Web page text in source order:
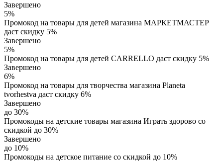
Завершено
5%
Промокод на товары для детей магазина МАРКЕТМАСТЕР
даст скидку 5%
Завершено
5%
Промокод на товары для детей CARRELLO даст скидку 5%
Завершено
6%
Промокод на товары для творчества магазина Planeta
tvorhestva даст скидку 6%
Завершено
до 30%
Промокоды на детские товары магазина Играть здорово со
скидкой до 30%
Завершено
до 10%
Промокоды на детское питание со скидкой до 10%